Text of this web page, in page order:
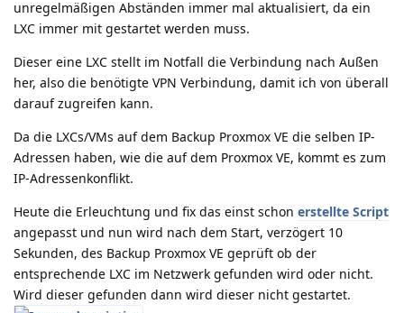
unregelmäßigen Abständen immer mal aktualisiert, da ein
LXC immer mit gestartet werden muss.
Dieser eine LXC stellt im Notfall die Verbindung nach Außen
her, also die benötigte VPN Verbindung, damit ich von überall
darauf zugreifen kann.
Da die LXCs/VMs auf dem Backup Proxmox VE die selben IP-
Adressen haben, wie die auf dem Proxmox VE, kommt es zum
IP-Adressenkonflikt.
Heute die Erleuchtung und fix das einst schon erstellte Script
angepasst und nun wird nach dem Start, verzögert 10
Sekunden, des Backup Proxmox VE geprüft ob der
entsprechende LXC im Netzwerk gefunden wird oder nicht.
Wird dieser gefunden dann wird dieser nicht gestartet.